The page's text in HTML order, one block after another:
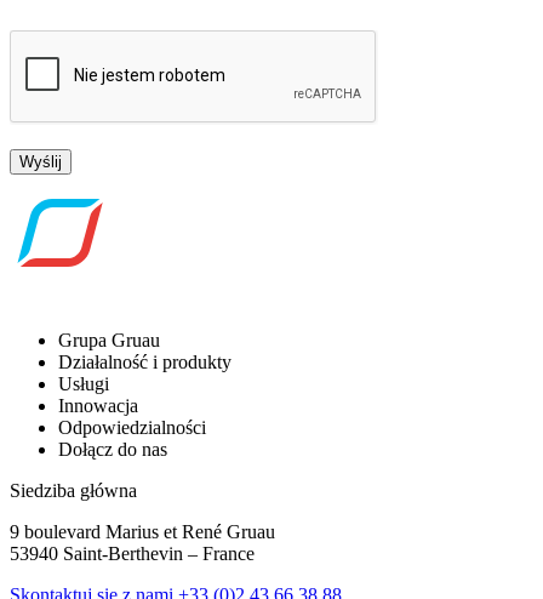
Wyślij
Grupa Gruau
Działalność i produkty
Usługi
Innowacja
Odpowiedzialności
Dołącz do nas
Siedziba główna
9 boulevard Marius et René Gruau
53940 Saint-Berthevin – France
Skontaktuj się z nami +33 (0)2 43 66 38 88